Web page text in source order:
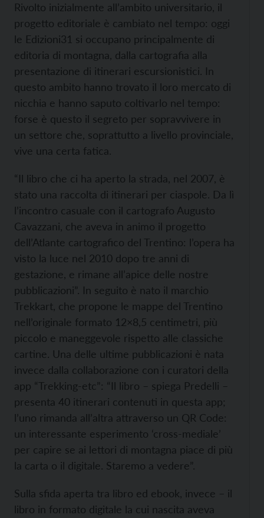
Rivolto inizialmente all’ambito universitario, il
progetto editoriale è cambiato nel tempo: oggi
le Edizioni31 si occupano principalmente di
editoria di montagna, dalla cartografia alla
presentazione di itinerari escursionistici. In
questo ambito hanno trovato il loro mercato di
nicchia e hanno saputo coltivarlo nel tempo:
forse è questo il segreto per sopravvivere in
un settore che, soprattutto a livello provinciale,
vive una certa fatica.
“Il libro che ci ha aperto la strada, nel 2007, è
stato una raccolta di itinerari per ciaspole. Da lì
l’incontro casuale con il cartografo Augusto
Cavazzani, che aveva in animo il progetto
dell’Atlante cartografico del Trentino: l’opera ha
visto la luce nel 2010 dopo tre anni di
gestazione, e rimane all’apice delle nostre
pubblicazioni”. In seguito è nato il marchio
Trekkart, che propone le mappe del Trentino
nell’originale formato 12×8,5 centimetri, più
piccolo e maneggevole rispetto alle classiche
cartine. Una delle ultime pubblicazioni è nata
invece dalla collaborazione con i curatori della
app “Trekking-etc”: “Il libro – spiega Predelli –
presenta 40 itinerari contenuti in questa app;
l’uno rimanda all’altra attraverso un QR Code:
un interessante esperimento ‘cross-mediale’
per capire se ai lettori di montagna piace di più
la carta o il digitale. Staremo a vedere”.
Sulla sfida aperta tra libro ed ebook, invece – il
libro in formato digitale la cui nascita aveva